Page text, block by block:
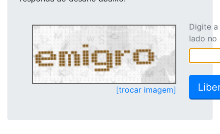
[trocar imagem]
Digite
lado no